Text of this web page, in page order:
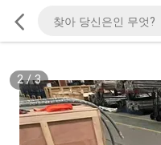
2/3